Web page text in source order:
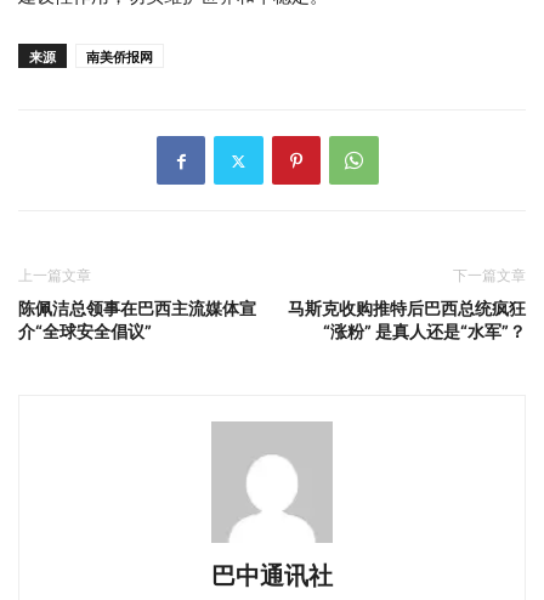
来源 南美侨报网
上一篇文章
陈佩洁总领事在巴西主流媒体宣
介“全球安全倡议”
下一篇文章
马斯克收购推特后巴西总统疯狂
“涨粉” 是真人还是“水军”？
巴中通讯社